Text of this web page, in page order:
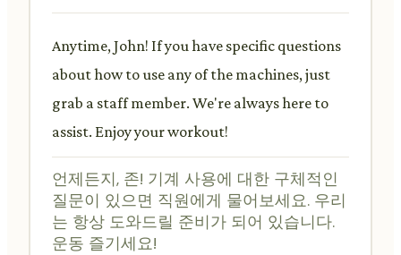
Anytime, John! If you have specific questions
about how to use any of the machines, just
grab a staff member. We're always here to
assist. Enjoy your workout!
언제든지, 존! 기계 사용에 대한 구체적인
질문이 있으면 직원에게 물어보세요. 우리
는 항상 도와드릴 준비가 되어 있습니다.
운동 즐기세요!